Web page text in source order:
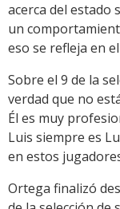
acerca del estado
un
eso se refleja en
Sobre el 9 de la
verdad que no
Él es muy
Luis siempre es
en estos
Ortega finalizó